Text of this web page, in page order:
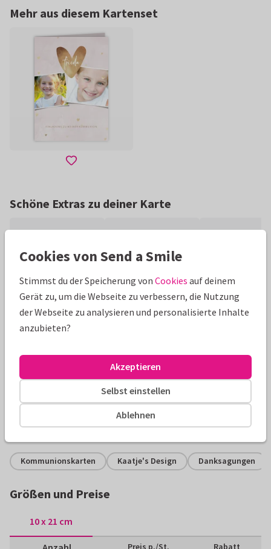
Mehr aus diesem Kartenset
Schöne Extras zu deiner Karte
Produktinformation
Danksagung zur Kommunion mit eigenen Fotos und zartem
Herz-Design. Einfach eigene Fotos und Texte einfügen!
Alle Karten können nach Wunsch angepasst werden.
Kommunionskarten Kaatje's Design Danksagungen
Größen und Preise
10 x 21 cm
Preis p./St. Rabatt
Cookies von Send a Smile
Stimmst du der Speicherung von Cookies auf deinem
Gerät zu, um die Webseite zu verbessern, die Nutzung
der Webseite zu analysieren und personalisierte Inhalte
anzubieten?
Ablehnen
Selbst einstellen
Akzeptieren